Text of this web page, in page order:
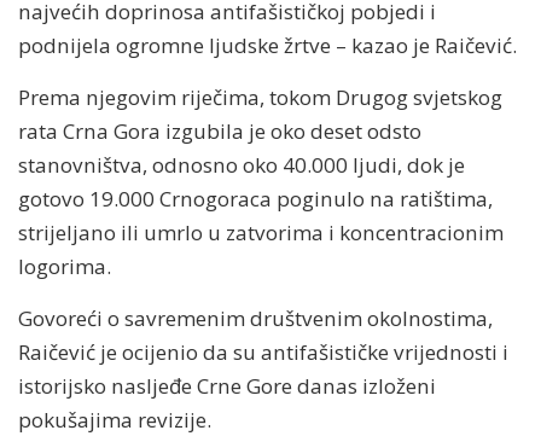
najvećih doprinosa antifašističkoj pobjedi i
podnijela ogromne ljudske žrtve – kazao je Raičević.
Prema njegovim riječima, tokom Drugog svjetskog
rata Crna Gora izgubila je oko deset odsto
stanovništva, odnosno oko 40.000 ljudi, dok je
gotovo 19.000 Crnogoraca poginulo na ratištima,
strijeljano ili umrlo u zatvorima i koncentracionim
logorima.
Govoreći o savremenim društvenim okolnostima,
Raičević je ocijenio da su antifašističke vrijednosti i
istorijsko nasljeđe Crne Gore danas izloženi
pokušajima revizije.